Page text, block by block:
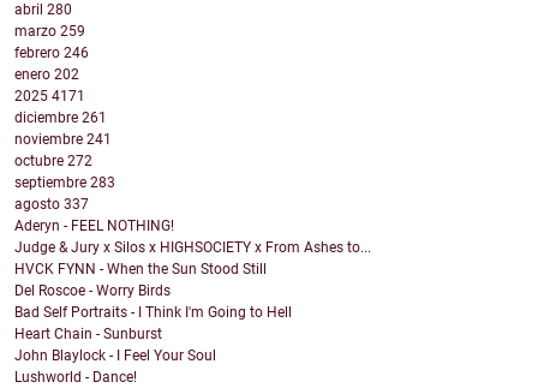
abril 280
marzo 259
febrero 246
enero 202
2025 4171
diciembre 261
noviembre 241
octubre 272
septiembre 283
agosto 337
Aderyn - FEEL NOTHING!
Judge & Jury x Silos x HIGHSOCIETY x From Ashes to...
HVCK FYNN - When the Sun Stood Still
Del Roscoe - Worry Birds
Bad Self Portraits - I Think I'm Going to Hell
Heart Chain - Sunburst
John Blaylock - I Feel Your Soul
Lushworld - Dance!